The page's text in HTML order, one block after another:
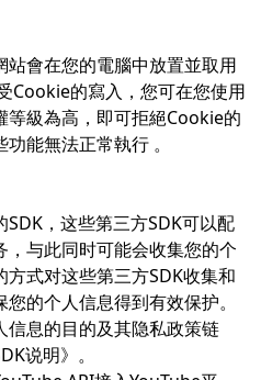
會在您的電腦中放置並取用
Cookie的寫入，您可在您使用
等級為高，即可拒絕Cookie的
能無法正常執行 。
，这些第三方SDK可以配
与此同时可能会收集您的个
式对这些第三方SDK收集和
的个人信息得到有效保护。
信息的目的及其隐私政策链
说明》。